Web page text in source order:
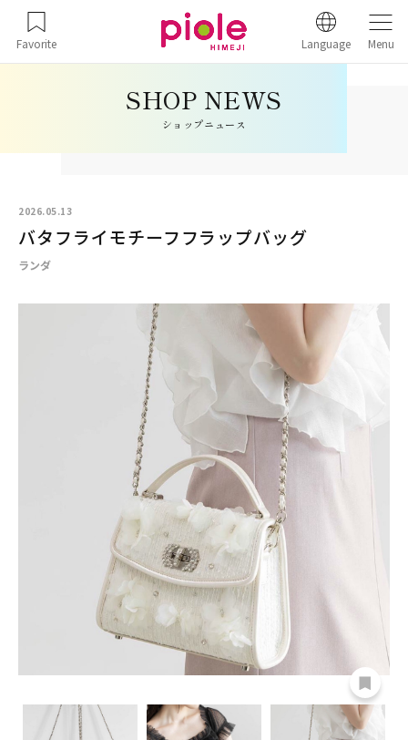
Favorite Language Menu
ショップニュース
2026.05.13
バタフライモチーフフラップバッグ
ランダ